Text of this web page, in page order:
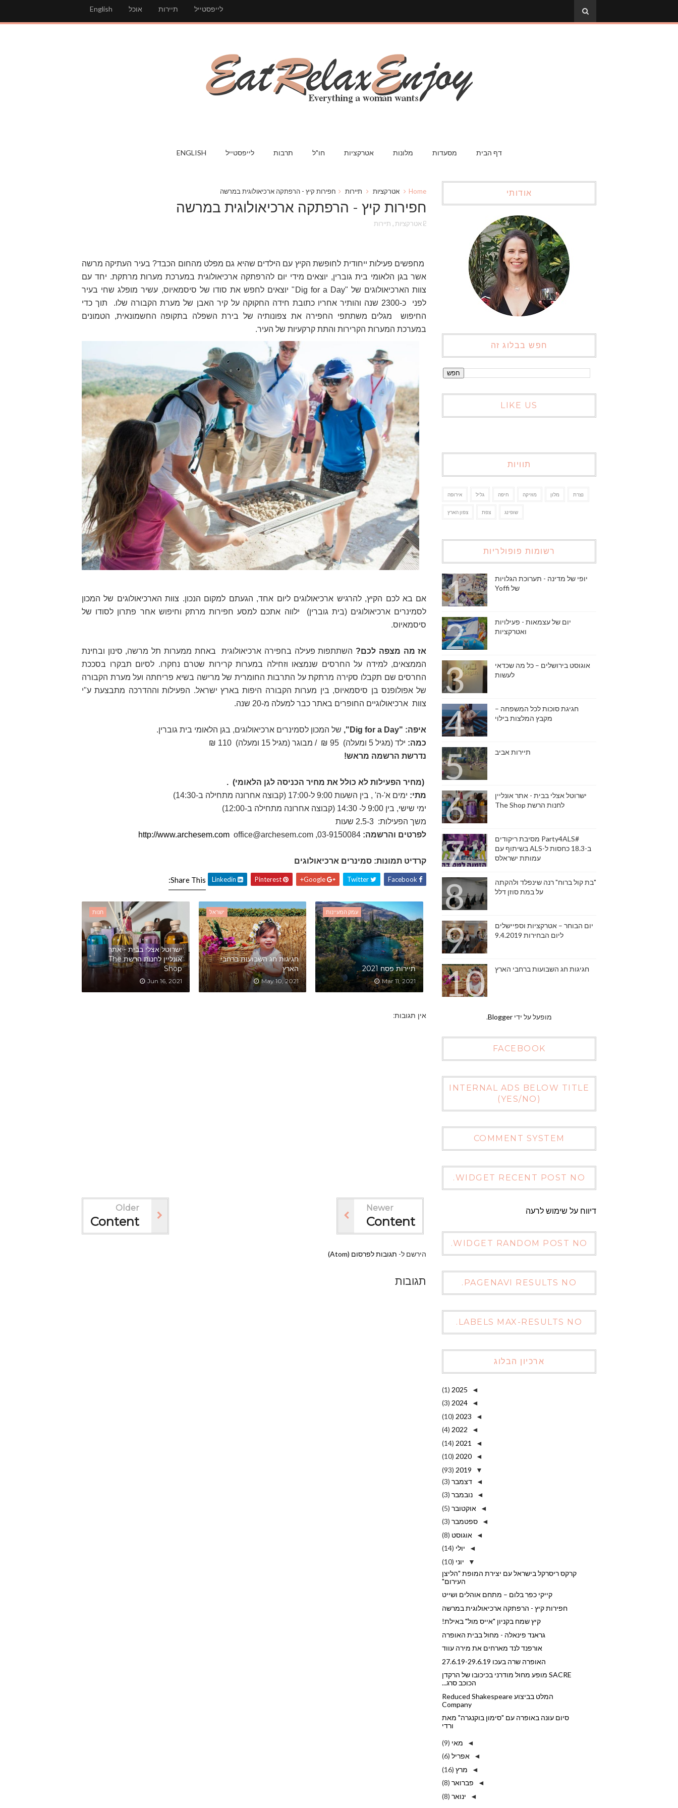
English אוכל תיירות לייפסטייל
דף הבית מסעדות מלונות אטרקציות חו"ל תרבות לייפסטייל ENGLISH
Home אטרקציות תיירות חפירות קיץ - הרפתקה ארכיאולוגית במרשה
חפירות קיץ - הרפתקה ארכיאולוגית במרשה
אטרקציות , תיירות
מחפשים פעילות ייחודית לחופשת הקיץ עם הילדים שהיא גם מפלט מהחום הכבד? בעיר העתיקה מרשה
אשר בגן הלאומי בית גוברין, יוצאים מידי יום להרפתקה ארכיאולוגית במערכת מערות מרתקת. יחד עם
צוות הארכיאולוגים של "Dig for a Day " יוצאים לחפש את סודו של סיסמאיוס, עשיר מופלג שחי בעיר
לפני
כ-2300 שנה והותיר אחריו כתובת חידה החקוקה על קיר האבן של מערת הקבורה שלו.
תוך כדי
החיפוש
מגלים משתתפי החפירה את צפונותיה של בירת השפלה בתקופה החשמונאית, הטמונים
במערכת המערות הקרירות והתת קרקעיות של העיר.
אם בא לכם הקיץ, להרגיש ארכיאולוגים ליום אחד, הגעתם למקום הנכון. צוות הארכיאולוגים של המכון
לסמינרים ארכיאולוגים (בית גוברין)
ילווה אתכם למסע חפירות מרתק וחיפוש אחר פתרון לסודו של
סיסמאיוס.
אז מה מצפה לכם? השתתפות פעילה בחפירה ארכיאולוגית
באחת ממערות תל מרשה, סינון ובחינת
הממצאים, למידה על החרסים שנמצאו וזחילה במערות קרירות שטרם נחקרו. לסיום תבקרו בסככת
החרסים שם תקבלו סקירה מרתקת על התרבות החומרית של מרישה בשיא פריחתה ועל מערת הקבורה
של אפולופנס בן סיסמאיוס, בין מערות הקבורה היפות בארץ ישראל. הפעילות וההדרכה מתבצעת ע"י
צוות ארכיאולוגיים החופרים באתר כבר למעלה מ-20 שנה.
איפה: "Dig for a Day"
, של המכון לסמינרים ארכיאולוגים, בגן הלאומי בית גוברין.
כמה: ילד (מגיל 5 ומעלה) 95 ₪ / מבוגר (מגיל 15 ומעלה)
110 ₪
נדרשת הרשמה מראש!
(מחיר הפעילות לא כולל את מחיר הכניסה לגן הלאומי) .
מתי: ימים א'-ה' , בין השעות 9:00 ל-17:00 (קבוצה אחרונה מתחילה ב-14:30)
ימי שישי, בין 9:00 ל- 14:30 (קבוצה אחרונה מתחילה ב-12:00)
משך הפעילות: 2.5-3 שעות
לפרטים והרשמה: 03-9150084,
office@archesem.com
http://www.archesem.com
קרדיט תמונות: סמינרים ארכיאולוגים
Share This: Google+
Pinterest
Linkedin
חנות
ישרוטל אצלי בבית - אתר
אונליין לחנות הרשת The
Shop
Jun 16, 2021
ישראל
חגיגות חג השבועות ברחבי
הארץ
May 10, 2021
עמק המעיינות
תיירות פסח 2021
Mar 11, 2021
אין תגובות:
Newer
Content
Older
Content
הירשם ל- תגובות לפרסום (Atom)
תגובות
אודותי
חפש בבלוג זה
LIKE US
תוויות
אירופה גליל חיפה מוזיקה מלון נצרת
צפון הארץ צפת שופינג
רשומות פופולריות
יופי של מדינה - תערוכת הגלויות
של Yoffi
יום של עצמאות - פעילויות
ואטרקציות
אוגוסט בירושלים – כל מה שכדאי
לעשות
חגיגת סוכות לכל המשפחה –
מקבץ המלצות בילוי
תיירות אביב
ישרוטל אצלי בבית - אתר אונליין
לחנות הרשת The Shop
#Party4ALS מסיבת ריקודים
ב-18.3 כחסות ל-ALS בשיתוף עם
עמותת ישראלס
"בת קול ברוח" רנה שינפלד ולהקתה
על במת סוזן דלל
יום הבוחר – אטרקציות וספיישלים
ליום הבחירות 9.4.2019
חגיגות חג השבועות ברחבי הארץ
מופעל על ידי Blogger
.
FACEBOOK
INTERNAL ADS BELOW TITLE
(YES/NO)
COMMENT SYSTEM
WIDGET RECENT POST NO.
דיווח על שימוש לרעה
WIDGET RANDOM POST NO.
PAGENAVI RESULTS NO.
LABELS MAX-RESULTS NO.
ארכיון הבלוג
◄
2025
(1)
◄
2024
(3)
◄
2023
(10)
◄
2022
(4)
◄
2021
(14)
◄
2020
(10)
▼
2019
(93)
◄ דצמבר (3)
◄ נובמבר (3)
◄ אוקטובר (5)
◄ ספטמבר (3)
◄ אוגוסט (8)
◄ יולי (14)
▼ יוני (10)
קרקס ריסרקל בישראל עם יצירת המופת "הליצן
העירום"
קייקי כפר בלום – מתחם אוהלים ושייט
חפירות קיץ - הרפתקה ארכיאולוגית במרשה
קיץ שמח בקניון "אייס מול" באילת!
גראנד פינאלה - מחול בבית האופרה
אורפנד לנד מארחים את מירה עווד
האופרה שרה בעכו 27.6.19-29.6.19
SACRE מופע מחול מודרני בכיכובו של הרקדן
הכוכב סרג...
המלט בביצוע Reduced Shakespeare
Company
סיום עונה באופרה עם "סימון בוקנגרה" מאת
ורדי
◄ מאי (9)
◄ אפריל (6)
◄ מרץ (16)
◄ פברואר (8)
◄ ינואר (8)